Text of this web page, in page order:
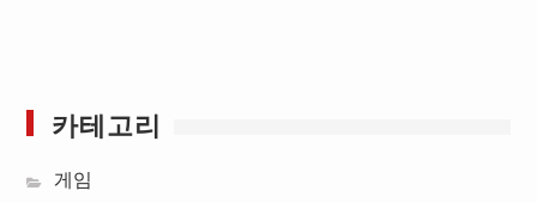
카테고리
게임